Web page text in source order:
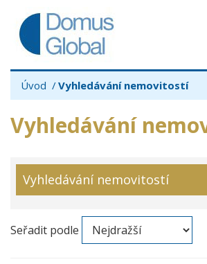
Úvod Vyhledávání nemovitostí
Vyhledávání
Vyhledávání nemovitostí
Seřadit podle